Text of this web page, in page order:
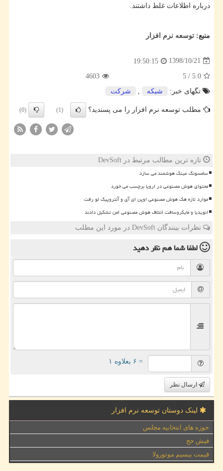
درباره اطلاعات غلط داشتند.
منبع: توسعه نرم افزار
1398/10/21
19:50:15
5.0
/
5
4603
تگهای خبر:
شبكه شركت
مطلب توسعه نرم افزار را می پسندید؟ (1)
(0)
تازه ترین مطالب مرتبط در DevSoft
سامسونگ عینک هوشمند می سازد
محتوای هوش مصنوعی در اروپا برچسب می خورد
موارد تازه هک هوش مصنوعی اوپن ای آی و آنتروپیک لو رفت
انویدیا و مایکروسافت ائتلاف هوش مصنوعی امن تشکیل دادند
نظرات بینندگان DevSoft در مورد این مطلب
لطفا شما همنظر دهید
= ۶ بعلاوه ۱
ارسال نظر
لینک دوستان توسعه نرم افزار
حوزه های انتخابیه مجلس
فیش حج
قیمت بیسیم موتورولا